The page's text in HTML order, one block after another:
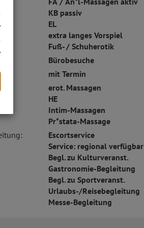
KB passiv
EL
extra langes Vorspiel
Fuß- / Schuherotik
Bürobesuche
mit Termin
erot. Massagen
HE
Intim-Massagen
Pr*stata-Massage
Escortservice
Service: regional verfügbar
Begl. zu Kulturveranst.
Gastronomie-Begleitung
Begl. zu Sportveranst.
Urlaubs-/Reisebegleitung
Messe-Begleitung